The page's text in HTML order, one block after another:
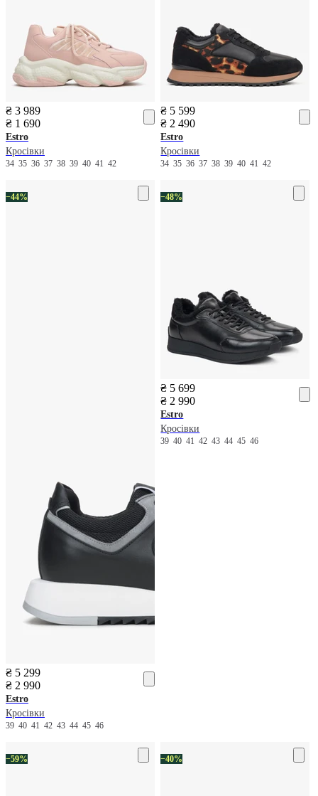
₴ 3 989
₴ 1 690
Estro
Кросівки
34 35 36 37 38 39 40 41 42
₴ 5 599
₴ 2 490
Estro
Кросівки
343536373839404142
−44%
₴ 5 299
₴ 2 990
Estro
Кросівки
39 40 41 42 43 44 45 46
−48%
₴ 5 699
₴ 2 990
Estro
Кросівки
3940414243444546
−59% −40%